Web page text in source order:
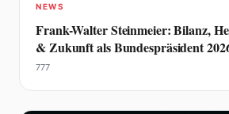
NEWS
Frank-Walter Steinmeier: Bilanz,
& Zukunft als Bundespräsident
777